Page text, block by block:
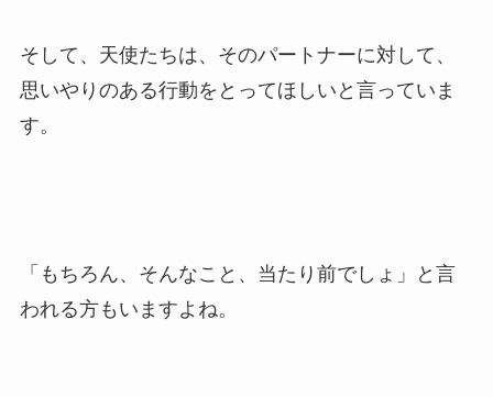
そして、天使たちは、そのパートナーに対して、
思いやりのある行動をとってほしいと言っていま
す。
「もちろん、そんなこと、当たり前でしょ」と言
われる方もいますよね。